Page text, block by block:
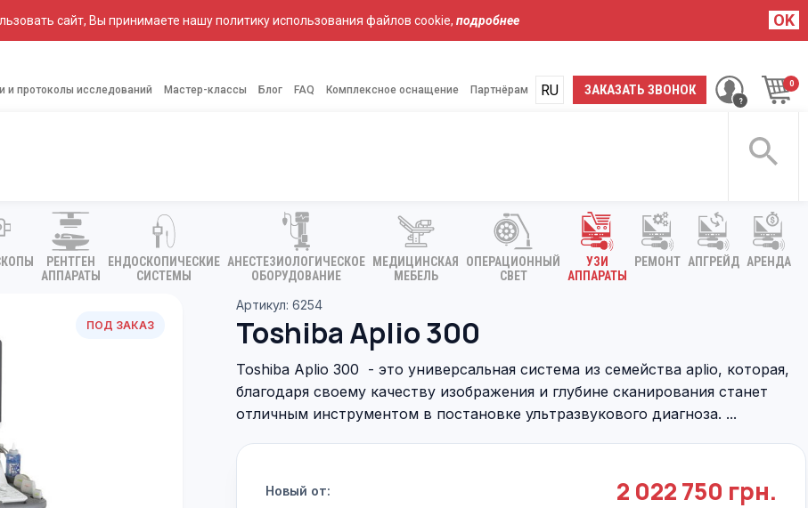
сайт, Вы принимаете нашу политику использования файлов cookie, подробнее OK
и протоколы исследований Мастер-классы Блог FAQ Комплексное оснащение Партнёрам ЗАКАЗАТЬ ЗВОНОК
RU
UA
РЕНТГЕН
АППАРАТЫ
ЕНДОСКОПИЧЕСКИЕ
СИСТЕМЫ
АНЕСТЕЗИОЛОГИЧЕСКОЕ
ОБОРУДОВАНИЕ
МЕДИЦИНСКАЯ
МЕБЕЛЬ
ОПЕРАЦИОННЫЙ
СВЕТ
УЗИ
АППАРАТЫ
РЕМОНТ АПГРЕЙД АРЕНДА
ПОД ЗАКАЗ
Артикул: 6254
Toshiba Aplio 300
Toshiba Aplio 300 - это универсальная система из семейства aplio, которая,
благодаря своему качеству изображения и глубине сканирования станет
отличным инструментом в постановке ультразвукового диагноза. ...
Новый от: 2 022 750 грн.